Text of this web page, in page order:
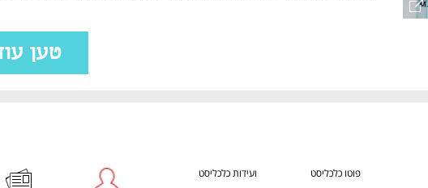
טען
פוטו כלכליסט ועידות כלכליסט